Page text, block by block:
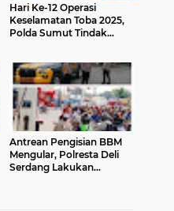
Hari Ke-12 Operasi
Keselamatan Toba 2025,
Polda Sumut Tindak
Antrean Pengisian BBM
Mengular, Polresta Deli
Serdang Lakukan